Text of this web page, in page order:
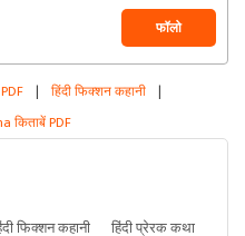
फॉलो
| हिंदी फिक्शन कहानी |
किताबें PDF
फिक्शन कहानी हिंदी प्रेरक कथा